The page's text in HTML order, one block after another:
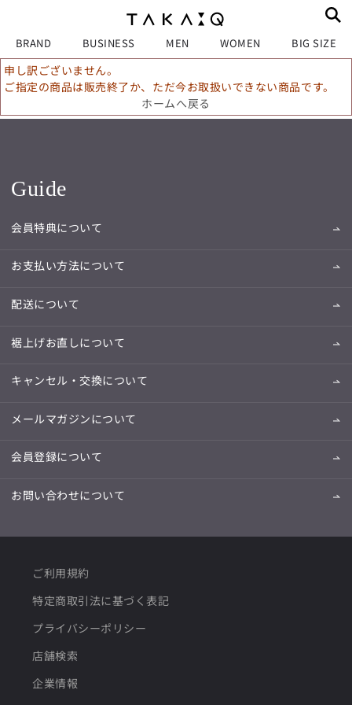
BRAND BUSINESS MEN WOMEN BIG SIZE
申し訳ございません。
ご指定の商品は販売終了か、ただ今お取扱いできない商品です。
ホームへ戻る
Guide
会員特典について
お支払い方法について
配送について
裾上げお直しについて
キャンセル・交換について
メールマガジンについて
会員登録について
お問い合わせについて
ご利用規約
特定商取引法に基づく表記
プライバシーポリシー
店舗検索
企業情報